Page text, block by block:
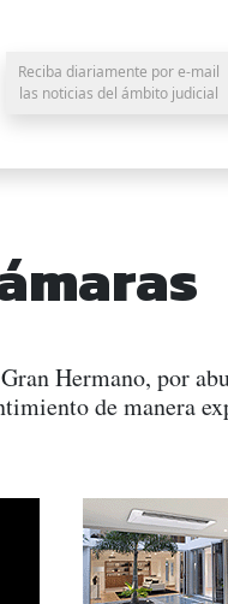
Reciba diariamente por e-mail
las noticias del ámbito judicial
Hermano, por
de manera